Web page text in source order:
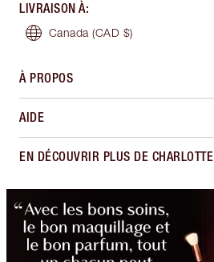
LIVRAISON À:
Canada (CAD $)
À PROPOS
AIDE
EN DÉCOUVRIR PLUS DE CHARLOTTE